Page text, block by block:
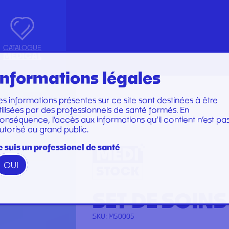
ET EMBOUT
Marques
CATALOGUE
MEDICAL
SET DE PERFUSION
SET DE SOINS
SET DE SUTURE
SOINS ET PANSEMENTS
STÉRILISATION
Marques
SET DE
SKU: M50005
légales
informations présentes sur ce site sont destinées à être
par des professionnels de santé formés. En
l’accès aux informations qu’il contient n’est
au grand public.
suis un professionel de santé
OUI